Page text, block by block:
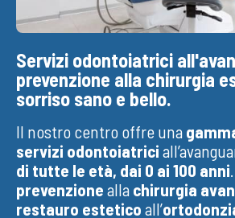
Servizi odontoiatrici
prevenzione alla chirurgia
sorriso sano e bello.
Il nostro centro offre una
servizi odontoiatrici
di tutte le età, dai 0 ai 100 anni
prevenzione alla chirurgia
restauro estetico all’